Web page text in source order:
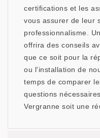
certifications et les
vous assurer de leur
professionnalisme.
offrira des conseils
que ce soit pour la
ou l'installation de
temps de comparer
questions
Vergranne soit une